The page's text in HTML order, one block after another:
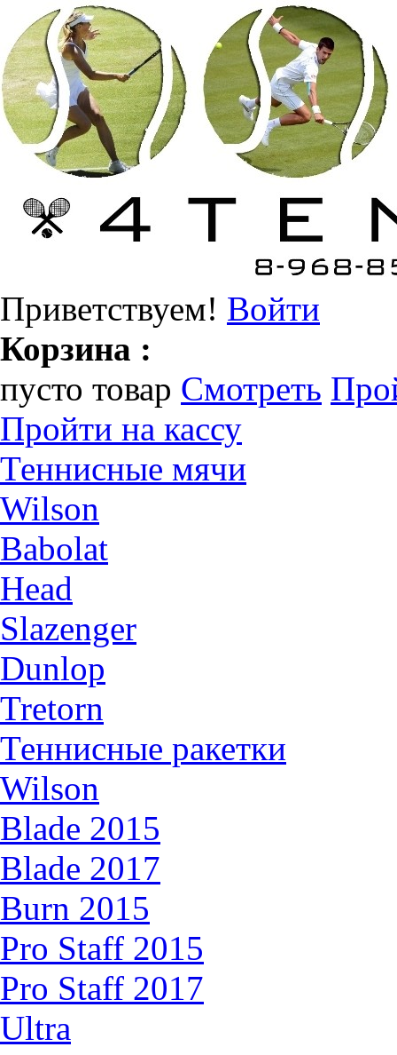
Приветствуем! Войти
Корзина :
пусто товар Смотреть
Пройти на кассу
Теннисные мячи
Wilson
Babolat
Head
Slazenger
Dunlop
Tretorn
Теннисные ракетки
Wilson
Blade 2015
Blade 2017
Burn 2015
Pro Staff 2015
Pro Staff 2017
Ultra